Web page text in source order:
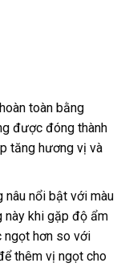
toàn bằng
được đóng thành
tăng hương vị và
nâu nổi bật với màu
khi gặp độ ẩm
ngọt hơn so với
thêm vị ngọt cho